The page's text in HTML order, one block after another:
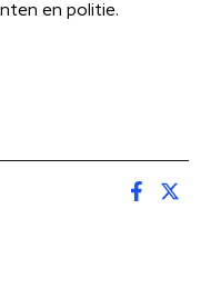
en politie.